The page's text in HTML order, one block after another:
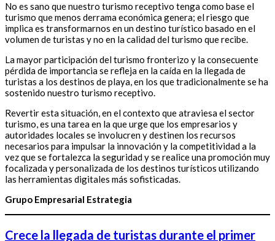
No es sano que nuestro turismo receptivo tenga como base el
turismo que menos derrama económica genera; el riesgo que
implica es transformarnos en un destino turístico basado en el
volumen de turistas y no en la calidad del turismo que recibe.
La mayor participación del turismo fronterizo y la consecuente
pérdida de importancia se refleja en la caída en la llegada de
turistas a los destinos de playa, en los que tradicionalmente se ha
sostenido nuestro turismo receptivo.
Revertir esta situación, en el contexto que atraviesa el sector
turismo, es una tarea en la que urge que los empresarios y
autoridades locales se involucren y destinen los recursos
necesarios para impulsar la innovación y la competitividad a la
vez que se fortalezca la seguridad y se realice una promoción muy
focalizada y personalizada de los destinos turísticos utilizando
las herramientas digitales más sofisticadas.
Grupo Empresarial Estrategia
Crece la llegada de turistas durante el primer